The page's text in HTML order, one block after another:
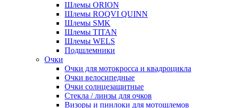
Шлемы ORION
Шлемы ROQVI QUINN
Шлемы SMK
Шлемы TITAN
Шлемы WELS
Подшлемники
Очки
Очки для мотокросса и квадроцикла
Очки велосипедные
Очки солнцезащитные
Стекла / линзы для очков
Визоры и пинлоки для мотошлемов